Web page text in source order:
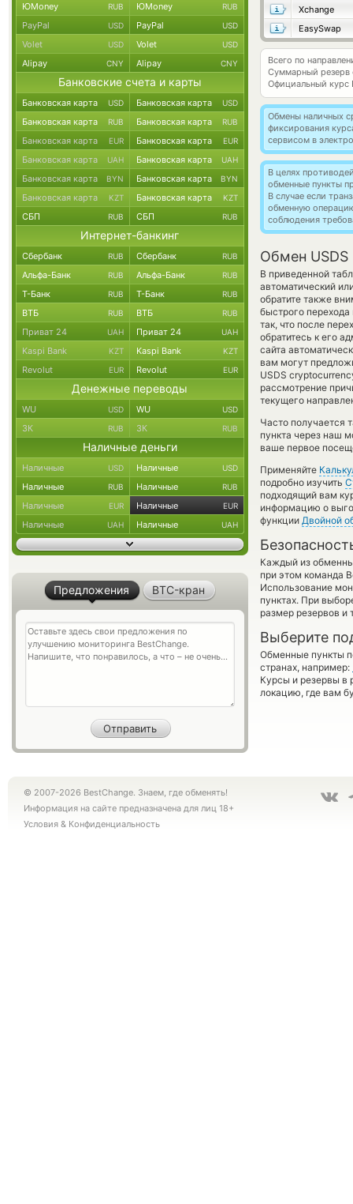
Xchange
EasySwap
Всего по
Суммарный резерв
Официальный курс
Обмены наличных
фиксирования
сервисом в
В целях
обменные пункты
В случае если
обменную
соблюдения
Обмен USDS
В приведенной
автоматический
обратите также
быстрого
так, что после
обратитесь к его
сайта
вам могут
USDS
рассмотрение
текущего
Часто получается
пункта через наш
ваше первое
Применяйте
подробно изучить
подходящий вам
информацию о
функции Двойной
Каждый из
при этом команда
Использование
пунктах. При
размер резервов и
Выберите
Обменные пункты
странах, например:
Курсы и резервы в
локацию, где вам
ЮMoney RUB ЮMoney RUB
PayPal USD PayPal USD
Volet USD Volet USD
Alipay CNY Alipay CNY
Банковские счета и карты
Банковская карта USD Банковская карта USD
Банковская карта RUB Банковская карта RUB
Банковская карта EUR Банковская карта EUR
Банковская карта UAH Банковская карта UAH
Банковская карта BYN Банковская карта BYN
Банковская карта KZT Банковская карта KZT
СБП RUB СБП RUB
Интернет-банкинг
Сбербанк RUB Сбербанк RUB
Альфа-Банк RUB Альфа-Банк RUB
Т-Банк RUB Т-Банк RUB
ВТБ RUB ВТБ RUB
Приват 24 UAH Приват 24 UAH
Kaspi Bank KZT Kaspi Bank KZT
Revolut EUR Revolut EUR
Денежные переводы
WU USD WU USD
ЗК RUB ЗК RUB
Наличные деньги
Наличные USD Наличные USD
Наличные RUB Наличные RUB
Наличные EUR Наличные EUR
Наличные UAH Наличные UAH
Предложения BTC-кран
© 2007-2026 BestChange. Знаем, где обменять!
Информация на сайте предназначена для лиц 18+
Условия & Конфиденциальность